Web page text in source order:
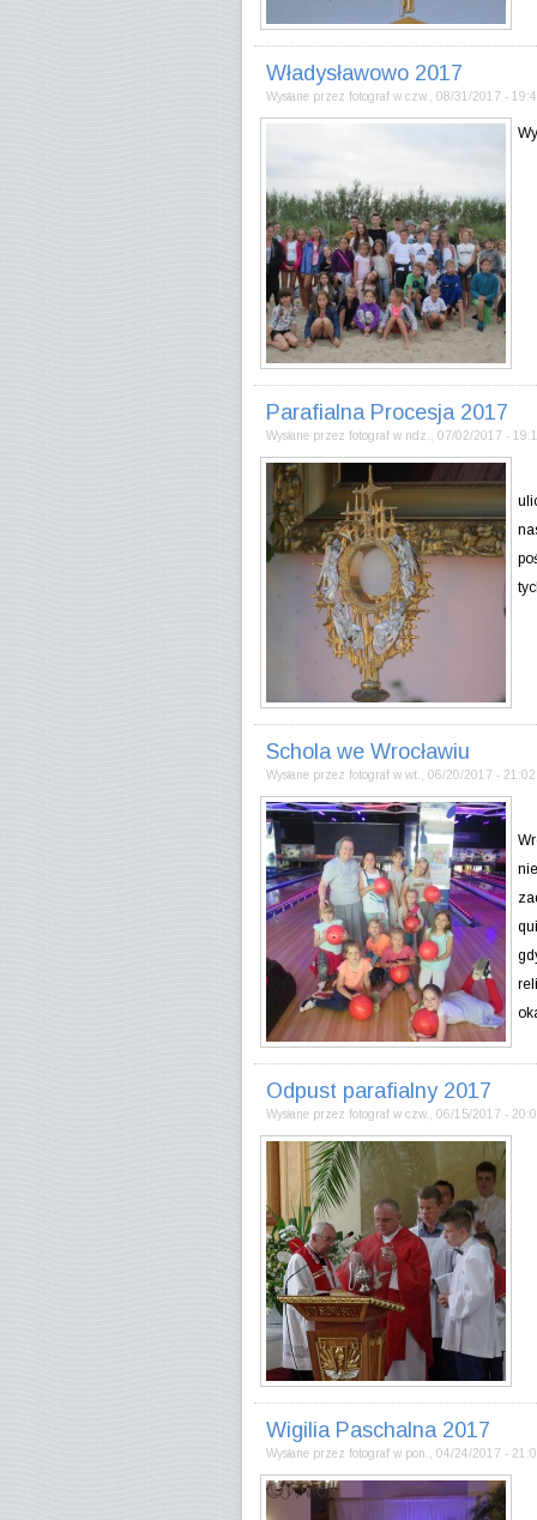
Władysławowo 2017
Wysłane przez fotograf w czw., 08/31/2017 -
Parafialna Procesja 2017
Wysłane przez fotograf w ndz., 07/02/2017 -
Schola we Wrocławiu
Wysłane przez fotograf w wt., 06/20/2017 - 21:02
Odpust parafialny 2017
Wysłane przez fotograf w czw., 06/15/2017 -
Wigilia Paschalna 2017
Wysłane przez fotograf w pon., 04/24/2017 -